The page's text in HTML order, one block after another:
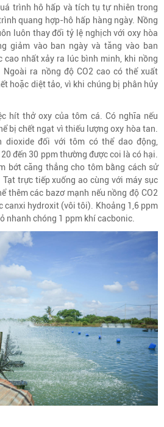
trình hô hấp và tích tụ tự nhiên trong
quang hợp-hô hấp hàng ngày. Nồng
luôn thay đổi tỷ lệ nghịch với oxy hòa
giảm vào ban ngày và tăng vào ban
cao nhất xảy ra lúc bình minh, khi nồng
ra nồng độ CO2 cao có thể xuất
hoặc diệt tảo, vì khi chúng bị phân hủy
hít thở oxy của tôm cá. Có nghĩa nếu
bị chết ngạt vì thiếu lượng oxy hòa tan.
dioxide đối với tôm có thể dao động,
đến 30 ppm thường được coi là có hại.
bớt căng thẳng cho tôm bằng cách sử
Tạt trực tiếp xuống ao cùng với máy sục
thêm các bazơ mạnh nếu nồng độ CO2
canxi hydroxit (vôi tôi). Khoảng 1,6 ppm
nhanh chóng 1 ppm khí cacbonic.